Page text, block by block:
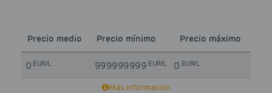
Precio medio Precio mínimo Precio máximo
0 EUR/L 999999999 EUR/L 0 EUR/L
Más información